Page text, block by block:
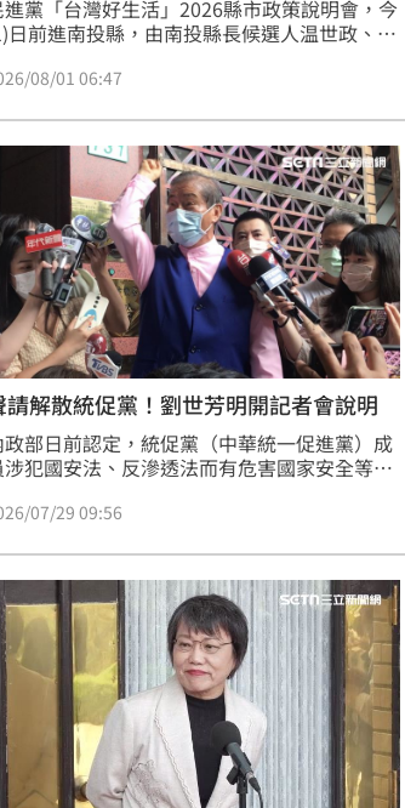
進黨「台灣好生活」2026縣市政策說明會，今
日前進南投縣，由南投縣長候選人温世政、內
名間鄉長陳翰立、埔里鎮長參選人葉仁創，
出未來的城市發展藍圖與願景。温世政表
身為南投的眷村子弟，看到南投發展呈現
「悲、老、窮」的狀態，決心要以醫師的專業回
家鄉服務與貢獻，雖然路不好走，但開始走才會
希望，所以他要
08/01 06:47
請解散統促黨！劉世芳明開記者會說明
政部日前認定，統促黨（中華統一促進黨）成
涉犯國安法、反滲透法而有危害國家安全等，
黨違憲解散。今（29）日晚間，內政部發布
開「聲請中華統一促進黨違憲解散」記者
07/29 09:56